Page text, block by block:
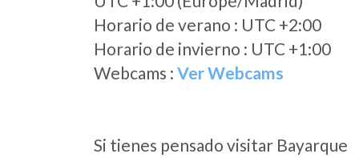
Horario de verano : UTC +2:00
Horario de invierno : UTC +1:00
Webcams : Ver Webcams
Si tienes pensado visitar Bayarque